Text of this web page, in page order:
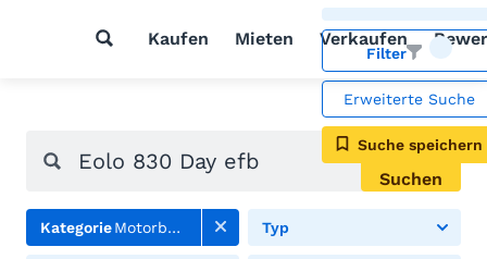
Kaufen Mieten Verkaufen
Filter
Erweiterte Suche
Suche speichern
Suchen
KategorieMotorboote Typ